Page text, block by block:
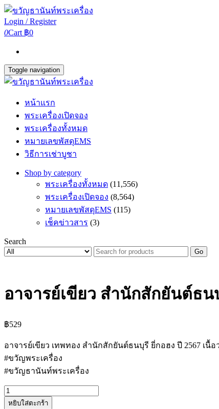
Login / Register
0Cart ฿0
Toggle navigation
หน้าแรก
พระเครื่องเปิดจอง
พระเครื่องทั้งหมด
หมายเลขพัสดุEMS
วิธีการเช่าบูชา
Shop by category
พระเครื่องทั้งหมด (11,556)
พระเครื่องเปิดจอง (8,564)
หมายเลขพัสดุEMS (115)
เช็คข่าวสาร (3)
Search
Go
อาจารย์เขียว สำนักสักยันต์ธน
฿529
อาจารย์เขียว เทพทอง สำนักสักยันต์ธนบุรี ยี่กอฮง ปี 2567 เนื้อ
#ขวัญพระเครื่อง
#ขวัญธานันท์พระเครื่อง
จำนวน
อาจารย์
หยิบใส่ตะกร้า